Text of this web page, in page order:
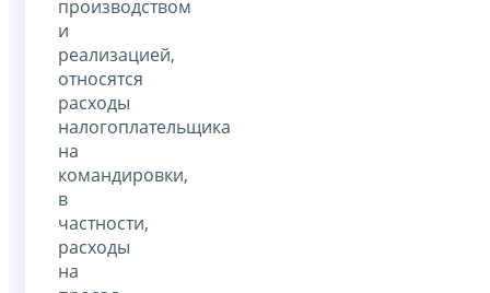
производством
и
реализацией,
относятся
расходы
налогоплательщика
на
командировки,
в
частности,
расходы
на